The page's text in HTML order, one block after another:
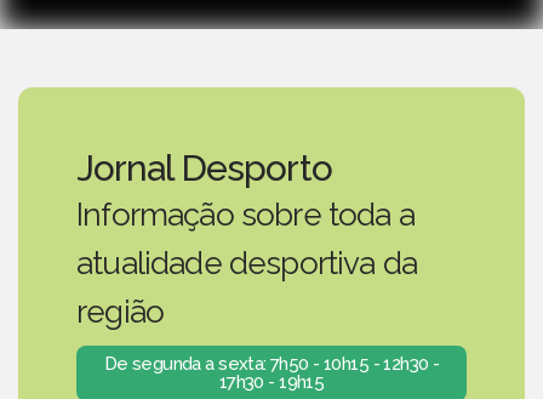
Jornal Desporto
Informação sobre toda a
atualidade desportiva da
região
De segunda a sexta: 7h50 - 10h15 - 12h30 -
17h30 - 19h15